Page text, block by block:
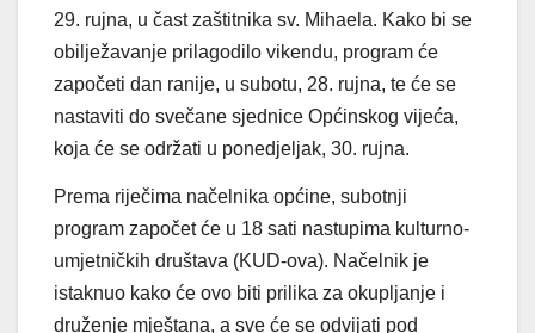
29. rujna, u čast zaštitnika sv. Mihaela. Kako bi se
obilježavanje prilagodilo vikendu, program će
započeti dan ranije, u subotu, 28. rujna, te će se
nastaviti do svečane sjednice Općinskog vijeća,
koja će se održati u ponedjeljak, 30. rujna.
Prema riječima načelnika općine, subotnji
program započet će u 18 sati nastupima kulturno-
umjetničkih društava (KUD-ova). Načelnik je
istaknuo kako će ovo biti prilika za okupljanje i
druženje mještana, a sve će se odvijati pod